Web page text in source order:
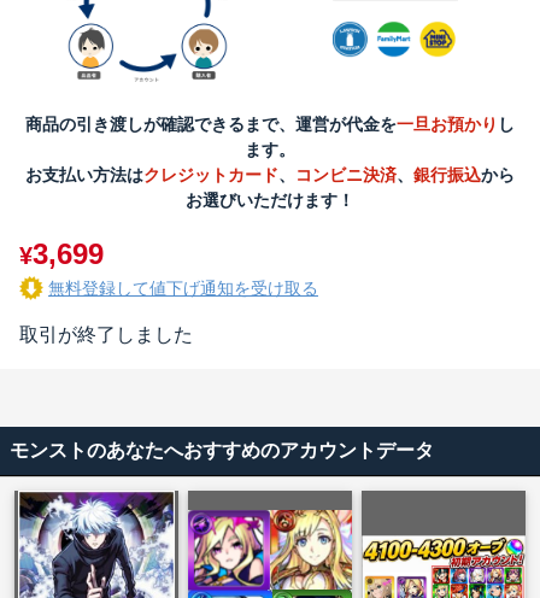
商品の引き渡しが確認できるまで、運営が代金を一旦お預かり し
ます。
お支払い方法はクレジットカード、 コンビニ決済、 銀行振込から
お選びいただけます！
¥3,699
無料登録して値下げ通知を受け取る
取引が終了しました
モンストのあなたへおすすめのアカウントデータ